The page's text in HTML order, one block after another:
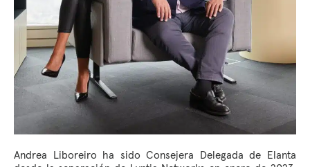
Andrea Liboreiro ha sido Consejera Delegada de Elanta